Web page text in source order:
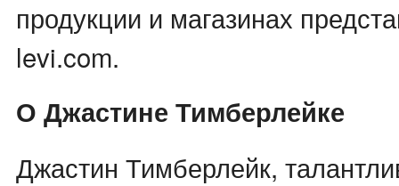
продукции и магазинах
levi.com.
О Джастине Тимберлейке
Джастин Тимберлейк,